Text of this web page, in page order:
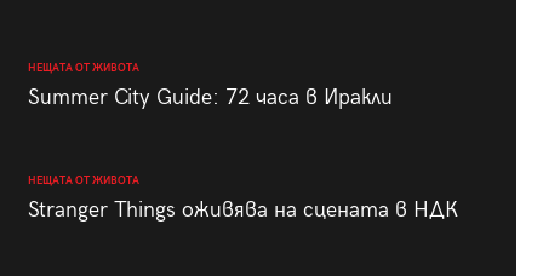
НЕЩАТА ОТ ЖИВОТА
Summer City Guide: 72 часа в Иракли
НЕЩАТА ОТ ЖИВОТА
Stranger Things оживява на сцената в НДК